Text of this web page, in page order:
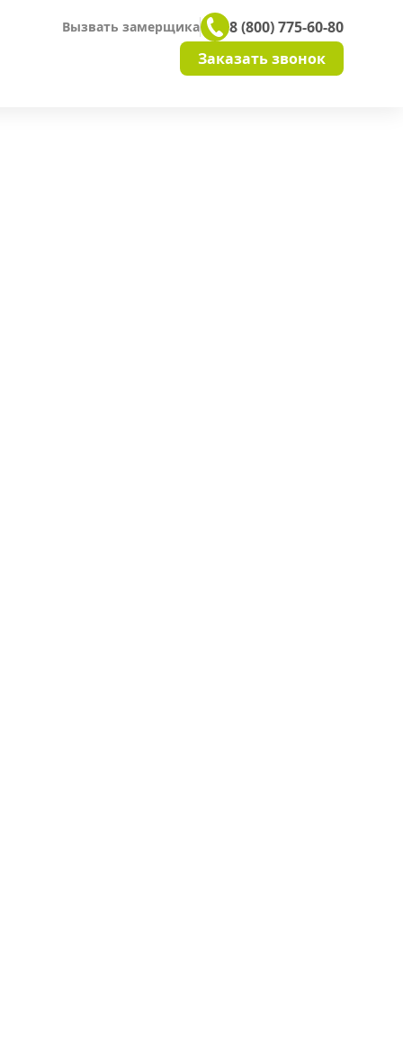
Вызвать замерщика
8 (800) 775-60-80
Заказать звонок